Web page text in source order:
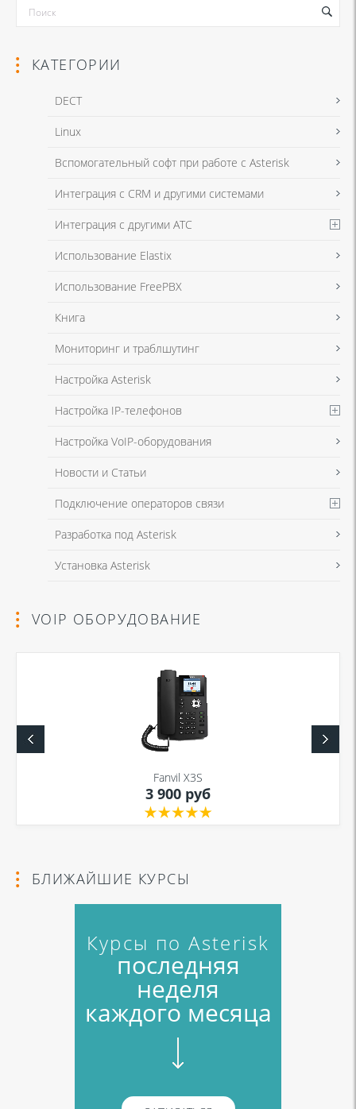
Я даю согласие на обработку моих персональных данных для связи
в соответствии с Политикой в отношении обработки персональных
Я даю согласие на обработку моих персональных данных для связи
в соответствии с Политикой в отношении обработки персональных
КАТЕГОРИИ
DECT
Linux
Вспомогательный софт при работе с Asterisk
Интеграция с CRM и другими системами
Интеграция с другими АТС
Использование Elastix
Использование FreePBX
Книга
Мониторинг и траблшутинг
Настройка Asterisk
Настройка IP-телефонов
Настройка VoIP-оборудования
Новости и Статьи
Подключение операторов связи
Разработка под Asterisk
Установка Asterisk
VOIP ОБОРУДОВАНИЕ
Fanvil X3S
3 900 руб
БЛИЖАЙШИЕ КУРСЫ
Курсы по Asterisk
последняя
неделя
каждого месяца